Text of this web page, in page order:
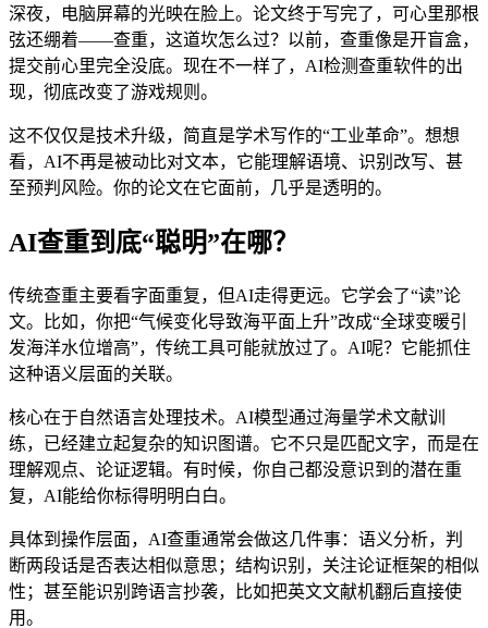
深夜，电脑屏幕的光映在脸上。论文终于写完了，可心里那根
弦还绷着——查重，这道坎怎么过？以前，查重像是开盲盒，
提交前心里完全没底。现在不一样了，AI检测查重软件的出
现，彻底改变了游戏规则。
这不仅仅是技术升级，简直是学术写作的“工业革命”。想想
看，AI不再是被动比对文本，它能理解语境、识别改写、甚
至预判风险。你的论文在它面前，几乎是透明的。
AI查重到底“聪明”在哪？
传统查重主要看字面重复，但AI走得更远。它学会了“读”论
文。比如，你把“气候变化导致海平面上升”改成“全球变暖引
发海洋水位增高”，传统工具可能就放过了。AI呢？它能抓住
这种语义层面的关联。
核心在于自然语言处理技术。AI模型通过海量学术文献训
练，已经建立起复杂的知识图谱。它不只是匹配文字，而是在
理解观点、论证逻辑。有时候，你自己都没意识到的潜在重
复，AI能给你标得明明白白。
具体到操作层面，AI查重通常会做这几件事：语义分析，判
断两段话是否表达相似意思；结构识别，关注论证框架的相似
性；甚至能识别跨语言抄袭，比如把英文文献机翻后直接使
用。